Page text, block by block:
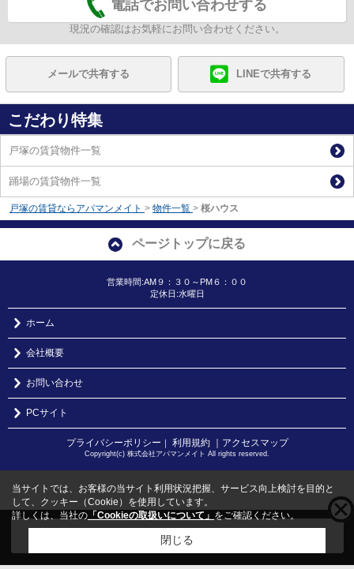
電話でお問い合わせする
現況の確認はお気軽にお問い合わせください。
メールで共有する LINEで共有する
こだわり特集
戸塚の賃貸物件一覧
踊場の賃貸物件一覧
戸塚の賃貸ならアパマンメイト > 物件一覧 > 桜ハウス
ページトップに戻る
営業時間:AM９：３０～PM６：００
定休日:水曜日
ホーム
会社概要
お問い合わせ
PCサイト
プライバシーポリシー 利用規約 ｜アクセスマップ
Copyright(c) 株式会社アパマンメイト All rights reserved.
こちらの物件をご覧の方にお勧めな物件
当サイトでは、お客様の当サイト利用状況把握、サービス向上検討を目的と
して、クッキー（Cookie）を使用しています。
詳しくは、当社の 「Cookieの取扱いについて」 をご確認ください。
閉じる